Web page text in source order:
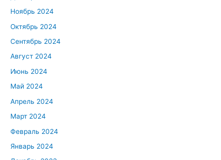
Ноябрь 2024
Октябрь 2024
Сентябрь 2024
Август 2024
Июнь 2024
Май 2024
Апрель 2024
Март 2024
Февраль 2024
Январь 2024